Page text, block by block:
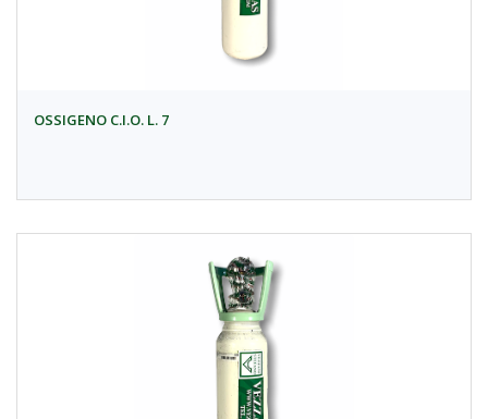
OSSIGENO C.I.O. L. 7